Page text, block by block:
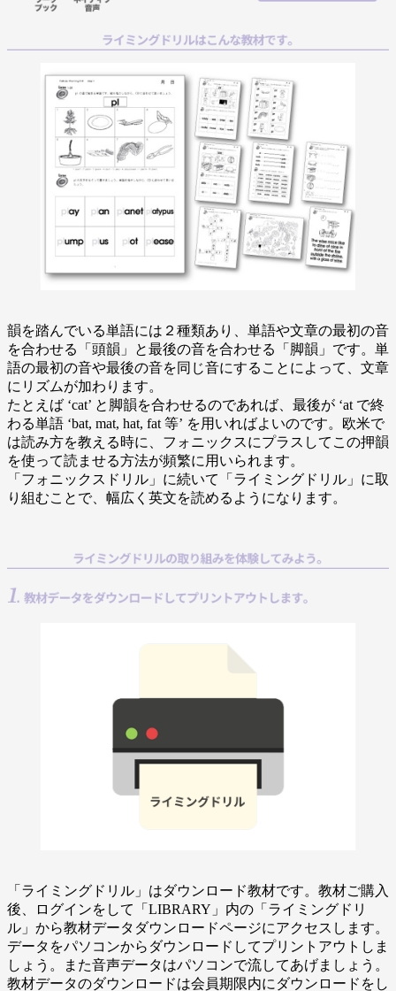
韻を踏んでいる単語には２種類あり、単語や文章の最初の音
を合わせる「頭韻」と最後の音を合わせる「脚韻」です。単
語の最初の音や最後の音を同じ音にすることによって、文章
にリズムが加わります。
たとえば ‘cat’ と脚韻を合わせるのであれば、最後が ‘at で終
わる単語 ‘bat, mat, hat, fat 等’ を用いればよいのです。欧米で
は読み方を教える時に、フォニックスにプラスしてこの押韻
を使って読ませる方法が頻繁に用いられます。
「フォニックスドリル」に続いて「ライミングドリル」に取
り組むことで、幅広く英文を読めるようになります。
「ライミングドリル」はダウンロード教材です。教材ご購入
後、ログインをして「LIBRARY」内の「ライミングドリ
ル」から教材データダウンロードページにアクセスします。
データをパソコンからダウンロードしてプリントアウトしま
しょう。また音声データはパソコンで流してあげましょう。
教材データのダウンロードは会員期限内にダウンロードをし